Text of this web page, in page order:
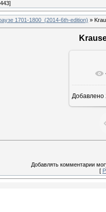
1701-1800_(2014-6th-edition) »
Добавлено
Добавлять комментарии
[